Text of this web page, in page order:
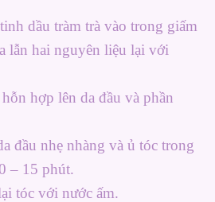
dầu tràm trà vào trong giấm
lẫn hai nguyên liệu lại với
hợp lên da đầu và phần
đầu nhẹ nhàng và ủ tóc trong
– 15 phút.
tóc với nước ấm.